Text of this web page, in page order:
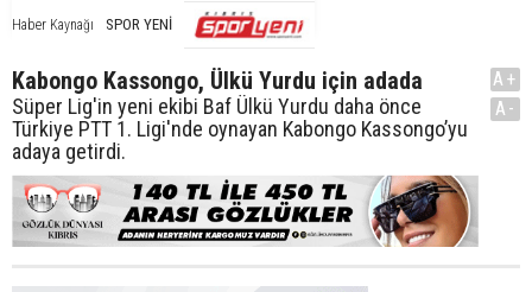
Haber Kaynağı SPOR YENİ
Kabongo Kassongo, Ülkü Yurdu için adada
Süper Lig'in yeni ekibi Baf Ülkü Yurdu daha önce
Türkiye PTT 1. Ligi'nde oynayan Kabongo Kassongo’yu
adaya getirdi.
A+
A-